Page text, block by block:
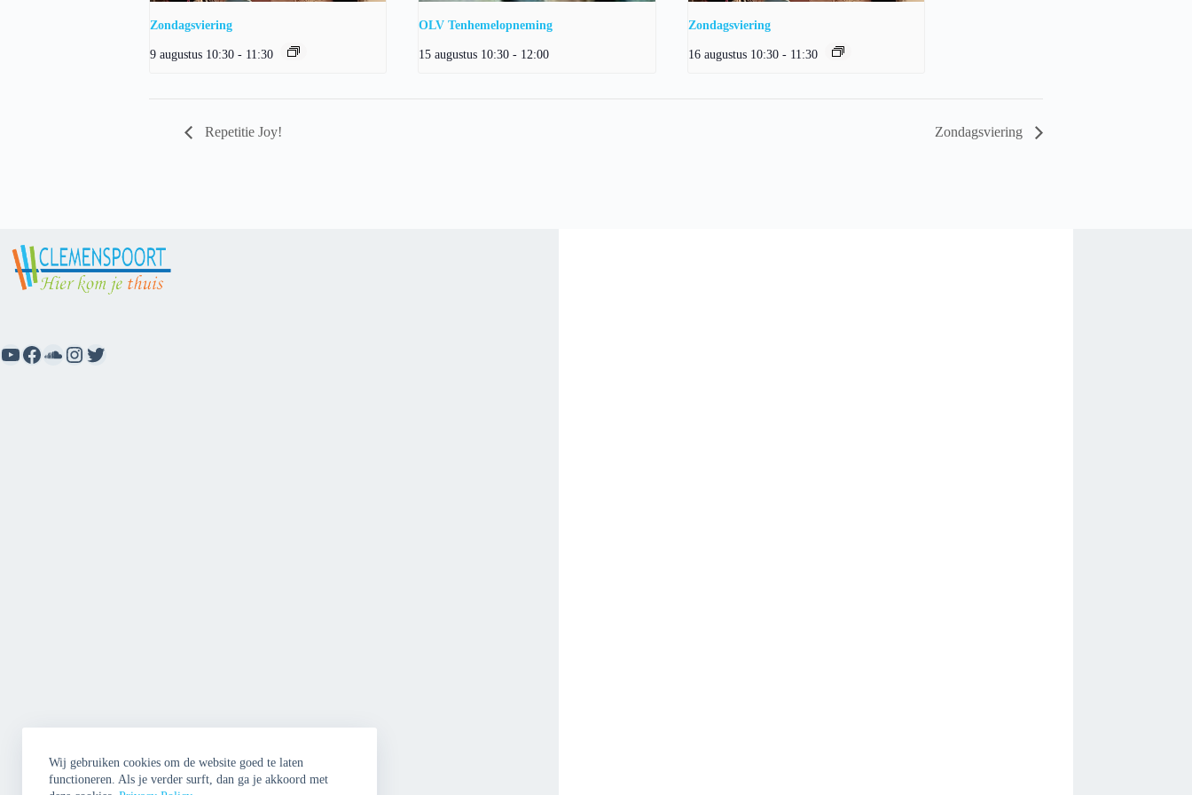
Wij gebruiken cookies om de website goed te laten
functioneren. Als je verder surft, dan ga je akkoord met
Zondagsviering
9 augustus 10:30 - 11:30
OLV Tenhemelopneming
15 augustus 10:30 - 12:00
Zondagsviering
16 augustus 10:30 - 11:30
Repetitie Joy! Zondagsviering
YouTube
Facebook
SoundCloud
Instagram
Twitter